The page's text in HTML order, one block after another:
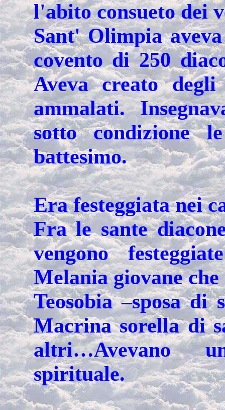
l'abito consueto dei
Sant' Olimpia
covento di 250
Aveva creato
ammalati.
sotto condizione
battesimo.
Era festeggiata nei
Fra le sante
vengono
Melania giovane
Teosobia –sposa di
Macrina sorella di
altri…Avevano
spirituale.